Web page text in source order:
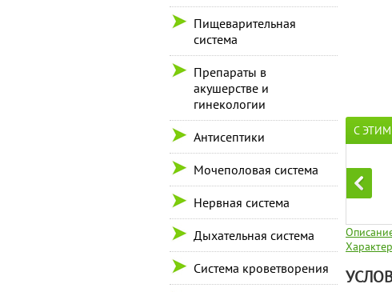
Пищеварительная
система
Препараты в
акушерстве и
гинекологии
Антисептики
Мочеполовая система
Нервная система
Дыхательная система
Система кроветворения
С